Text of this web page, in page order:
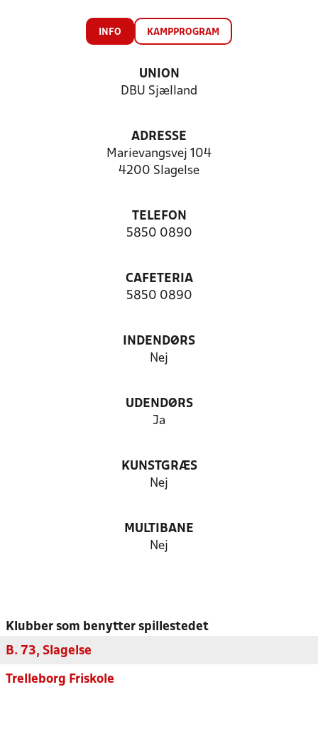
INFO KAMPPROGRAM
UNION
DBU Sjælland
ADRESSE
Marievangsvej 104
4200 Slagelse
TELEFON
5850 0890
CAFETERIA
5850 0890
INDENDØRS
Nej
UDENDØRS
Ja
KUNSTGRÆS
Nej
MULTIBANE
Nej
Klubber som benytter spillestedet
B. 73, Slagelse
Trelleborg Friskole